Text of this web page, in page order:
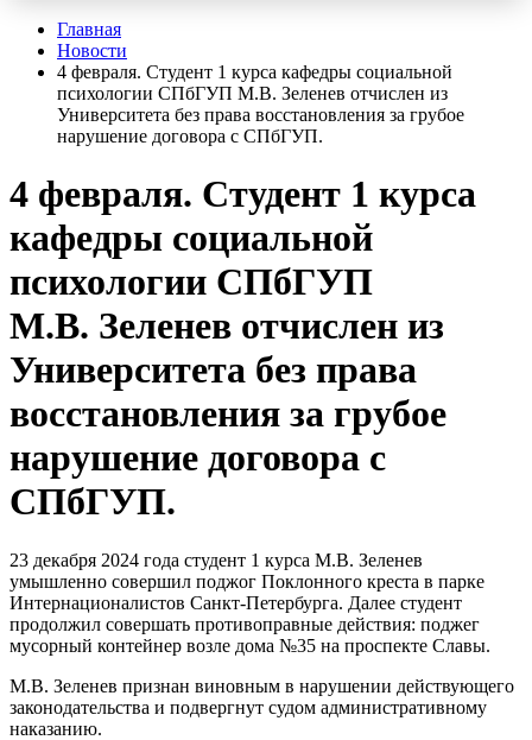
Главная
Новости
4 февраля. Студент 1 курса кафедры социальной
психологии СПбГУП М.В. Зеленев отчислен из
Университета без права восстановления за грубое
нарушение договора с СПбГУП.
4 февраля. Студент 1 курса
кафедры социальной
психологии СПбГУП
М.В. Зеленев отчислен из
Университета без права
восстановления за грубое
нарушение договора с
СПбГУП.
23 декабря 2024 года студент 1 курса М.В. Зеленев
умышленно совершил поджог Поклонного креста в парке
Интернационалистов Санкт-Петербурга. Далее студент
продолжил совершать противоправные действия: поджег
мусорный контейнер возле дома №35 на проспекте Славы.
М.В. Зеленев признан виновным в нарушении действующего
законодательства и подвергнут судом административному
наказанию.